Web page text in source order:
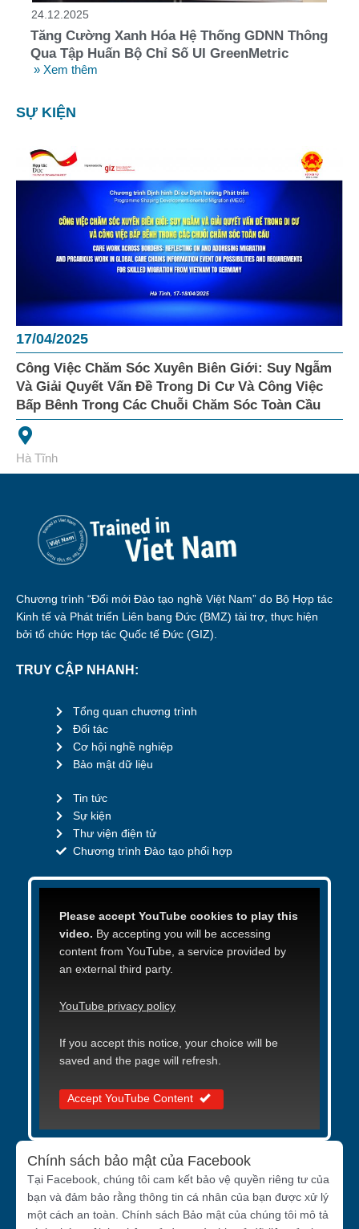
24.12.2025
Tăng Cường Xanh Hóa Hệ Thống GDNN Thông
Qua Tập Huấn Bộ Chỉ Số UI GreenMetric
» Xem thêm
SỰ KIỆN
17/04/2025
Công Việc Chăm Sóc Xuyên Biên Giới: Suy Ngẫm
Và Giải Quyết Vấn Đề Trong Di Cư Và Công Việc
Bấp Bênh Trong Các Chuỗi Chăm Sóc Toàn Cầu
Hà Tĩnh
Chương trình “Đổi mới Đào tạo nghề Việt Nam” do Bộ Hợp tác
Kinh tế và Phát triển Liên bang Đức (BMZ) tài trợ, thực hiện
bởi tổ chức Hợp tác Quốc tế Đức (GIZ).
TRUY CẬP NHANH:
Tổng quan chương trình
Đối tác
Cơ hội nghề nghiệp
Bảo mật dữ liệu
Tin tức
Sự kiện
Thư viện điện tử
Chương trình Đào tạo phối hợp
Please accept YouTube cookies to play this
video. By accepting you will be accessing
content from YouTube, a service provided by
an external third party.
YouTube privacy policy
If you accept this notice, your choice will be
saved and the page will refresh.
Accept YouTube Content
Chính sách bảo mật của Facebook
Tại Facebook, chúng tôi cam kết bảo vệ quyền riêng tư của
bạn và đảm bảo rằng thông tin cá nhân của bạn được xử lý
một cách an toàn. Chính sách Bảo mật của chúng tôi mô tả